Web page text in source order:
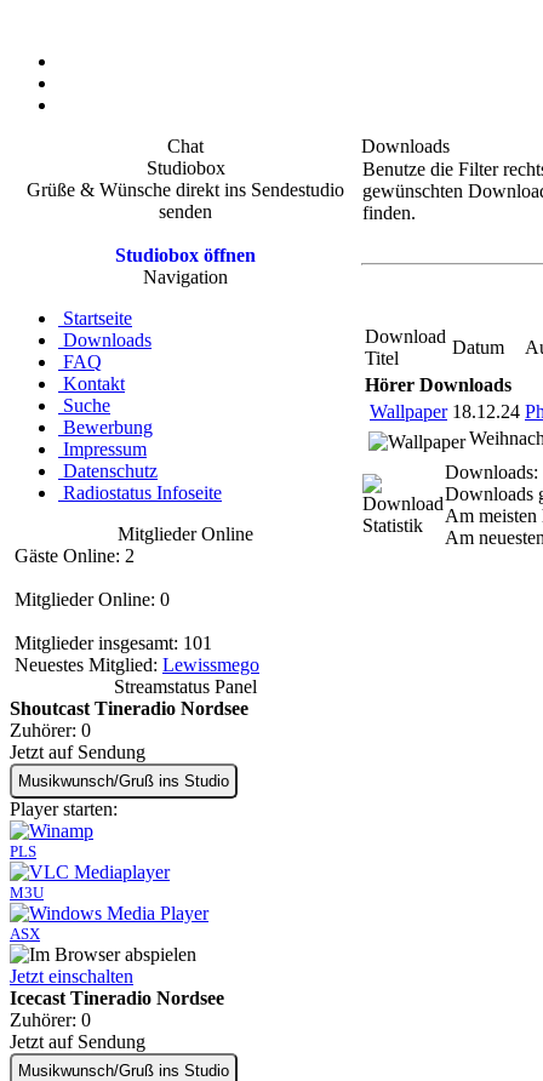
Chat
Studiobox
Grüße & Wünsche direkt ins Sendestudio
senden
Studiobox öffnen
Navigation
Startseite
Downloads
FAQ
Kontakt
Suche
Bewerbung
Impressum
Datenschutz
Radiostatus Infoseite
Mitglieder Online
Gäste Online: 2
Mitglieder Online: 0
Mitglieder insgesamt: 101
Neuestes Mitglied: Lewissmego
Streamstatus Panel
Shoutcast Tineradio Nordsee
Zuhörer: 0
Jetzt auf Sendung
Musikwunsch/Gruß ins Studio
Player starten:
PLS
M3U
ASX
Jetzt einschalten
Icecast Tineradio Nordsee
Zuhörer: 0
Jetzt auf Sendung
Musikwunsch/Gruß ins Studio
Downloads
Benutze die Filter
gewünschten
finden.
Download
Titel
Datum
Hörer Downloads
Wallpaper 18.12.24
Downloads:
Downloads
Am meisten
Am